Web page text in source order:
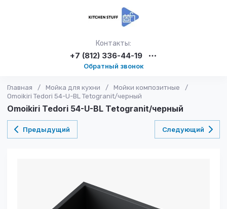
Контакты:
+7 (812) 336-44-19
Обратный звонок
Главная / Мойка для кухни / Мойки композитные
/
Omoikiri Tedori 54-U-BL Tetogranit/черный
Omoikiri Tedori 54-U-BL Tetogranit/черный
Предыдущий Следующий